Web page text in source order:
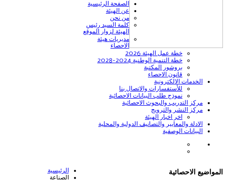
الصفحة الرئيسية
عن الهيئة
من نحن
كلمة السيد رئيس
الهيئة لزوار الموقع
مديريات هيئة
الاحصاء
خطة عمل الهيئة 2026
خطة التنمية الوطنية 2024-2028
بروشور المكتبة
قانون الاحصاء
الخدمات الالكترونية
للأستفسارات والاتصال بنا
نموذج طلب البيانات الاحصائية
مركز التدريب والبحوث الاحصائية
مركز النشر والترويج
اخر اخبار الهيئة
الادلة والمعايير والتصانيف الدولية والمحلية
البيانات الوصفية
الرئيسية
الصناعة
المواضيع الاحصائية